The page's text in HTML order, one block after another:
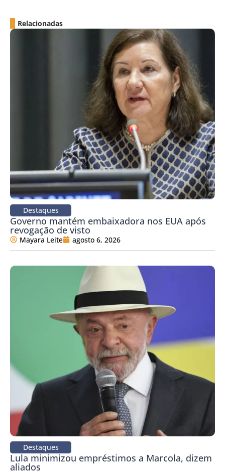
Relacionadas
Destaques
Governo mantém embaixadora nos EUA após
revogação de visto
Mayara Leite agosto 6, 2026
Destaques
Lula minimizou empréstimos a Marcola, dizem
aliados